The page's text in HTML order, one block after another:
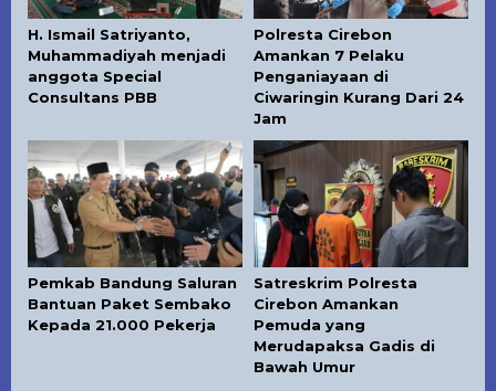
H. Ismail Satriyanto,
Muhammadiyah menjadi
anggota Special
Consultans PBB
Polresta Cirebon
Amankan 7 Pelaku
Penganiayaan di
Ciwaringin Kurang Dari 24
Jam
Pemkab Bandung Saluran
Bantuan Paket Sembako
Kepada 21.000 Pekerja
Satreskrim Polresta
Cirebon Amankan
Pemuda yang
Merudapaksa Gadis di
Bawah Umur